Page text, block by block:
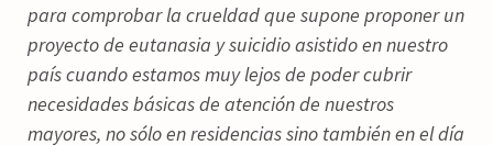
para comprobar la crueldad que supone proponer un
proyecto de eutanasia y suicidio asistido en nuestro
país cuando estamos muy lejos de poder cubrir
necesidades básicas de atención de nuestros
mayores, no sólo en residencias sino también en el día